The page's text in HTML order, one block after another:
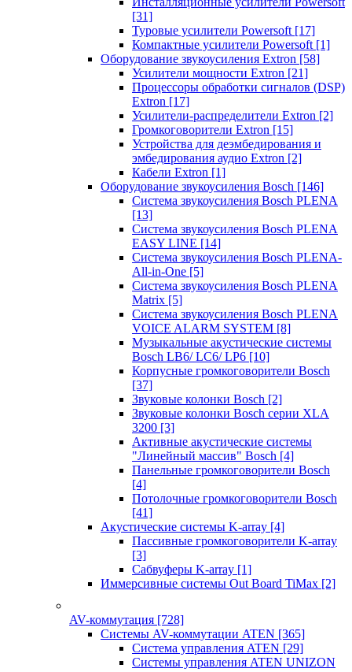
[31]
Туровые усилители Powersoft [17]
Компактные усилители Powersoft [1]
Оборудование звукоусиления Extron [58]
Усилители мощности Extron [21]
Процессоры обработки сигналов (DSP)
Extron [17]
Усилители-распределители Extron [2]
Громкоговорители Extron [15]
Устройства для деэмбедирования и
эмбедирования аудио Extron [2]
Кабели Extron [1]
Оборудование звукоусиления Bosch [146]
Система звукоусиления Bosch PLENA
[13]
Система звукоусиления Bosch PLENA
EASY LINE [14]
Система звукоусиления Bosch PLENA-
All-in-One [5]
Система звукоусиления Bosch PLENA
Matrix [5]
Система звукоусиления Bosch PLENA
VOICE ALARM SYSTEM [8]
Музыкальные акустические системы
Bosch LB6/ LC6/ LP6 [10]
Корпусные громкоговорители Bosch
[37]
Звуковые колонки Bosch [2]
Звуковые колонки Bosch серии XLA
3200 [3]
Активные акустические системы
"Линейный массив" Bosch [4]
Панельные громкоговорители Bosch
[4]
Потолочные громкоговорители Bosch
[41]
Акустические системы K-array [4]
Пассивные громкоговорители K-array
[3]
Сабвуферы K-array [1]
Иммерсивные системы Out Board TiMax [2]
AV-коммутация [728]
Системы AV-коммутации ATEN [365]
Система управления ATEN [29]
Системы управления ATEN UNIZON